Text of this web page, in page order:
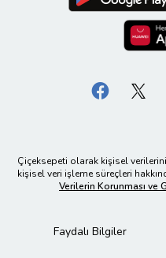
Çiçeksepeti olarak kişisel
kişisel veri işleme süreçleri
Verilerin Korunması ve
Faydalı Bilgiler